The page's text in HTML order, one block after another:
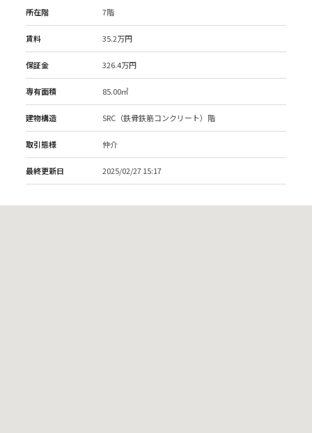
所在階 7階
賃料 35.2万円
保証金 326.4万円
専有面積 85.00㎡
建物構造 SRC（鉄骨鉄筋コンクリート）階
取引態様 仲介
最終更新日 2025/02/27 15:17